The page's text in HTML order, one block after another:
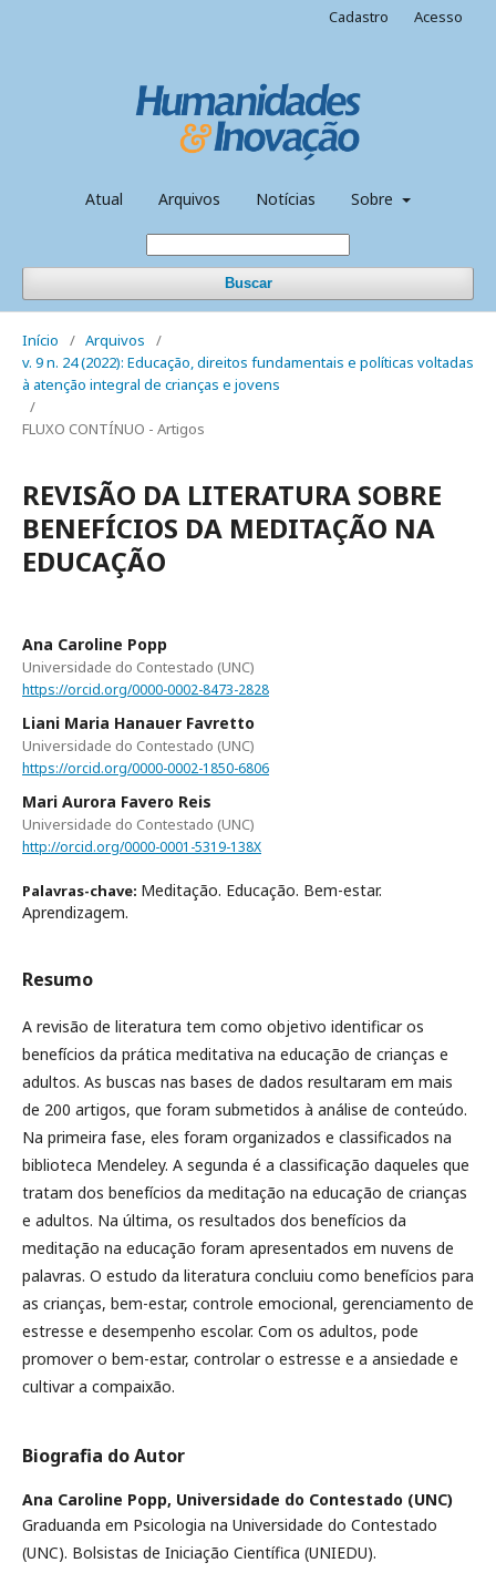
Atual Arquivos Notícias Sobre
Buscar
Cadastro Acesso
Início / Arquivos
/
v. 9 n. 24 (2022): Educação, direitos fundamentais e políticas voltadas
à atenção integral de crianças e jovens
/
FLUXO CONTÍNUO - Artigos
REVISÃO DA LITERATURA SOBRE
BENEFÍCIOS DA MEDITAÇÃO NA
EDUCAÇÃO
Ana Caroline Popp
Universidade do Contestado (UNC)
https://orcid.org/0000-0002-8473-2828
Liani Maria Hanauer Favretto
Universidade do Contestado (UNC)
https://orcid.org/0000-0002-1850-6806
Mari Aurora Favero Reis
Universidade do Contestado (UNC)
http://orcid.org/0000-0001-5319-138X
Palavras-chave: Meditação. Educação. Bem-estar.
Aprendizagem.
Resumo
A revisão de literatura tem como objetivo identificar os
benefícios da prática meditativa na educação de crianças e
adultos. As buscas nas bases de dados resultaram em mais
de 200 artigos, que foram submetidos à análise de conteúdo.
Na primeira fase, eles foram organizados e classificados na
biblioteca Mendeley. A segunda é a classificação daqueles que
tratam dos benefícios da meditação na educação de crianças
e adultos. Na última, os resultados dos benefícios da
meditação na educação foram apresentados em nuvens de
palavras. O estudo da literatura concluiu como benefícios para
as crianças, bem-estar, controle emocional, gerenciamento de
estresse e desempenho escolar. Com os adultos, pode
promover o bem-estar, controlar o estresse e a ansiedade e
cultivar a compaixão.
Biografia do Autor
Ana Caroline Popp, Universidade do Contestado (UNC)
Graduanda em Psicologia na Universidade do Contestado
(UNC). Bolsistas de Iniciação Científica (UNIEDU).